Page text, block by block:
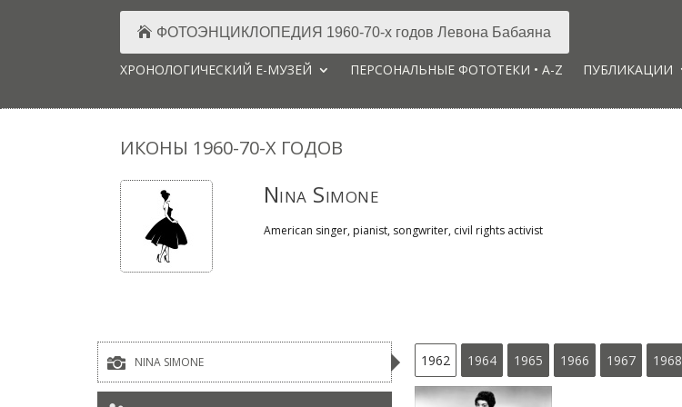
ФОТОЭНЦИКЛОПЕДИЯ 1960-70-х годов Левона Бабаяна
ХРОНОЛОГИЧЕСКИЙ Е-МУЗЕЙ ПЕРСОНАЛЬНЫЕ ФОТОТЕКИ • A-Z ПУБЛИКАЦИИ
ИКОНЫ 1960-70-Х ГОДОВ
Nina Simone
American singer, pianist, songwriter, civil rights activist
 NINA SIMONE 1962 1964 1965 1966 1967 1968